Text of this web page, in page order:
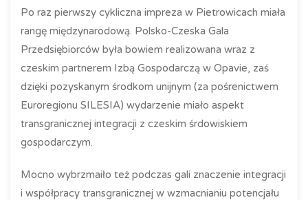
Po raz pierwszy cykliczna impreza w Pietrowicach miała
rangę międzynarodową. Polsko-Czeska Gala
Przedsiębiorców była bowiem realizowana wraz z
czeskim partnerem Izbą Gospodarczą w Opavie, zaś
dzięki pozyskanym środkom unijnym (za pośrenictwem
Euroregionu SILESIA) wydarzenie miało aspekt
transgranicznej integracji z czeskim śrdowiskiem
gospodarczym.
Mocno wybrzmaiło też podczas gali znaczenie integracji
i współpracy transgranicznej w wzmacnianiu potencjału